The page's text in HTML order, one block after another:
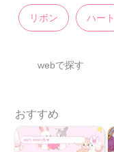
リボン ハート
webで探す
おすすめ